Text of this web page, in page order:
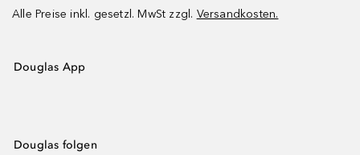
Alle Preise inkl. gesetzl. MwSt zzgl. Versandkosten.
Douglas App
Douglas folgen